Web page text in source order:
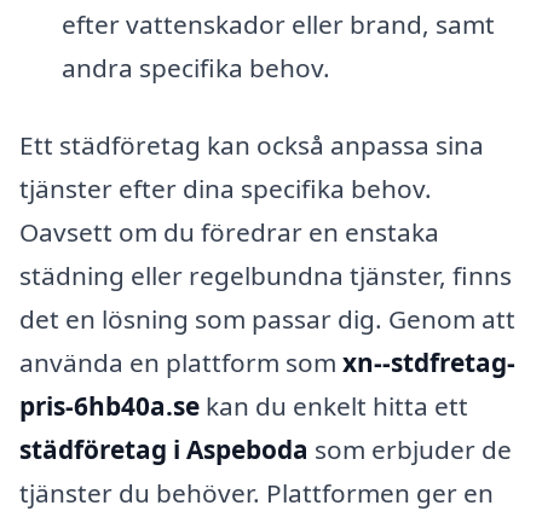
efter vattenskador eller brand, samt
andra specifika behov.
Ett städföretag kan också anpassa sina
tjänster efter dina specifika behov.
Oavsett om du föredrar en enstaka
städning eller regelbundna tjänster, finns
det en lösning som passar dig. Genom att
använda en plattform som xn--stdfretag-
pris-6hb40a.se kan du enkelt hitta ett
städföretag i Aspeboda som erbjuder de
tjänster du behöver. Plattformen ger en